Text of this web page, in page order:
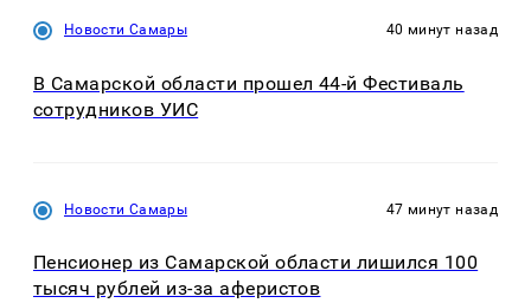
Новости Самары 40 минут назад
В Самарской области прошел 44-й Фестиваль
сотрудников УИС
Новости Самары 47 минут назад
Пенсионер из Самарской области лишился 100
тысяч рублей из-за аферистов